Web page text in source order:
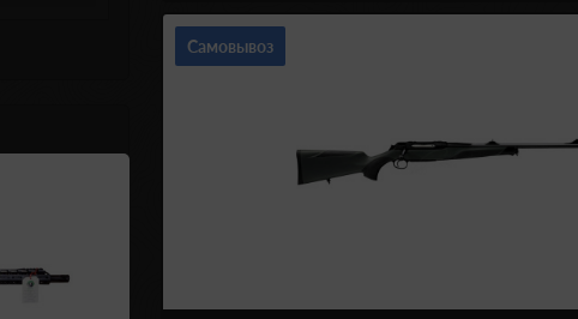
Самовывоз